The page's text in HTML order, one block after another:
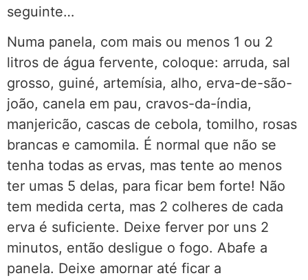
seguinte…
Numa panela, com mais ou menos 1 ou 2
litros de água fervente, coloque: arruda, sal
grosso, guiné, artemísia, alho, erva-de-são-
joão, canela em pau, cravos-da-índia,
manjericão, cascas de cebola, tomilho, rosas
brancas e camomila. É normal que não se
tenha todas as ervas, mas tente ao menos
ter umas 5 delas, para ficar bem forte! Não
tem medida certa, mas 2 colheres de cada
erva é suficiente. Deixe ferver por uns 2
minutos, então desligue o fogo. Abafe a
panela. Deixe amornar até ficar a